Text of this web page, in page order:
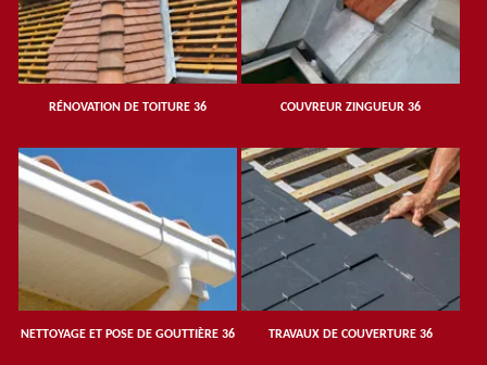
RÉNOVATION DE TOITURE 36 COUVREUR ZINGUEUR 36
NETTOYAGE ET POSE DE GOUTTIÈRE 36 TRAVAUX DE COUVERTURE 36